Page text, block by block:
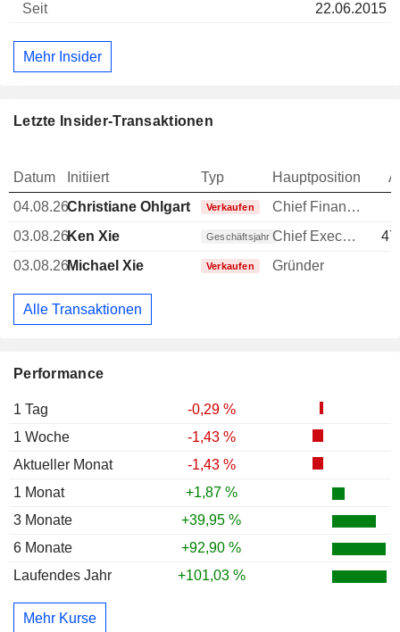
Performance
1 Tag
-0,29 %
1 Woche
-1,43 %
Aktueller Monat
-1,43 %
1 Monat
+1,87 %
3 Monate
+39,95 %
6 Monate
+92,90 %
Laufendes Jahr
+101,03 %
Mehr Kurse
22.06.2015
Mehr Insider
Letzte Insider-Transaktionen
Datum Initiiert Typ Hauptposition
04.08.26Christiane Ohlgart Verkaufen
Chief Financial Officer (CFO)
03.08.26Ken Xie Geschäftsjahr Chief Executive Officer (CEO)
03.08.26Michael Xie Verkaufen Gründer
Alle Transaktionen